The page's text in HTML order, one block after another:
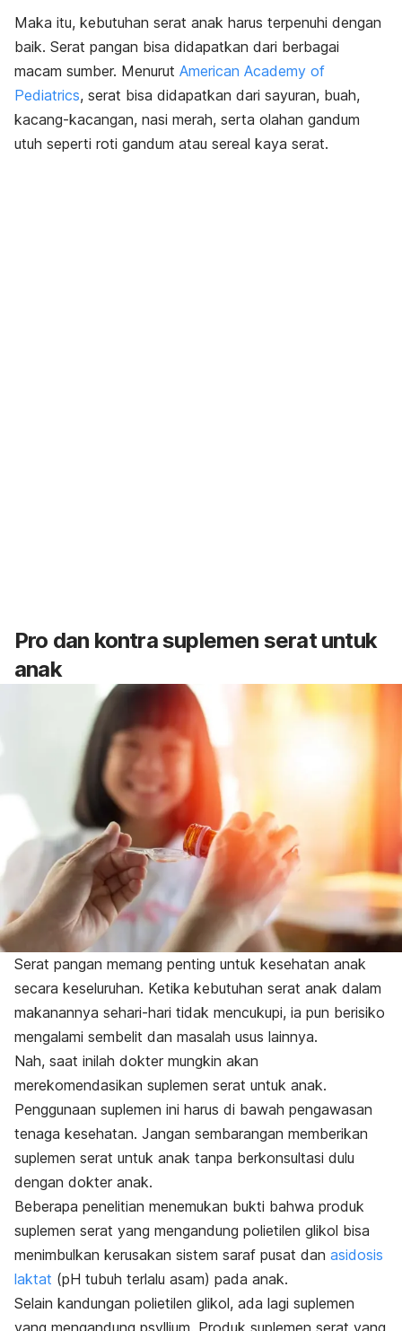
Maka itu, kebutuhan serat anak harus terpenuhi dengan
baik. Serat pangan bisa didapatkan dari berbagai
macam sumber. Menurut American Academy of
Pediatrics, serat bisa didapatkan dari sayuran, buah,
kacang-kacangan, nasi merah, serta olahan gandum
utuh seperti roti gandum atau sereal kaya serat.
Pro dan kontra suplemen serat untuk
anak
Serat pangan memang penting untuk kesehatan anak
secara keseluruhan. Ketika kebutuhan serat anak dalam
makanannya sehari-hari tidak mencukupi, ia pun berisiko
mengalami sembelit dan masalah usus lainnya.
Nah, saat inilah dokter mungkin akan
merekomendasikan suplemen serat untuk anak.
Penggunaan suplemen ini harus di bawah pengawasan
tenaga kesehatan. Jangan sembarangan memberikan
suplemen serat untuk anak tanpa berkonsultasi dulu
dengan dokter anak.
Beberapa penelitian menemukan bukti bahwa produk
suplemen serat yang mengandung polietilen glikol bisa
menimbulkan kerusakan sistem saraf pusat dan asidosis
laktat (pH tubuh terlalu asam) pada anak.
Selain kandungan polietilen glikol, ada lagi suplemen
yang mengandung psyllium. Produk suplemen serat yang